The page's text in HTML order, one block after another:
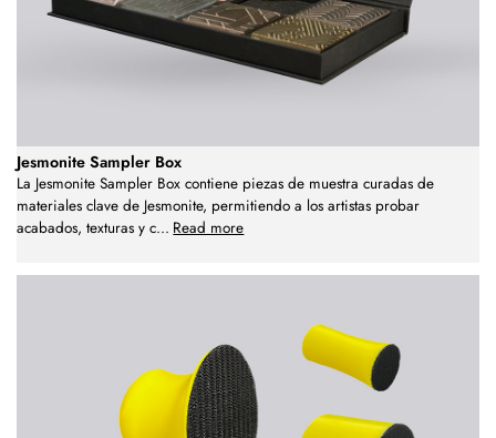
Jesmonite Sampler Box
La Jesmonite Sampler Box contiene piezas de muestra curadas de
materiales clave de Jesmonite, permitiendo a los artistas probar
acabados, texturas y c... Read more